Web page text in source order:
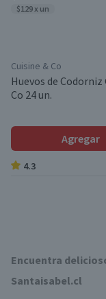
$129 x un
Cuisine & Co
Huevos de Codorniz
Co 24 un.
Agregar
4.3
Encuentra
Santaisabel.cl